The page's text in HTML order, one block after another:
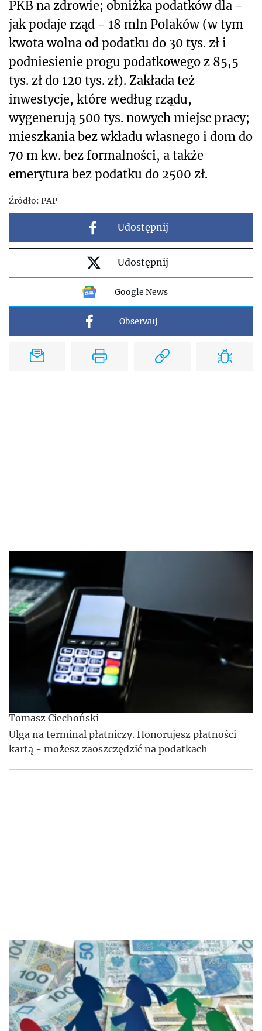
PKB na zdrowie; obniżka podatków dla -
jak podaje rząd - 18 mln Polaków (w tym
kwota wolna od podatku do 30 tys. zł i
podniesienie progu podatkowego z 85,5
tys. zł do 120 tys. zł). Zakłada też
inwestycje, które według rządu,
wygenerują 500 tys. nowych miejsc pracy;
mieszkania bez wkładu własnego i dom do
70 m kw. bez formalności, a także
emerytura bez podatku do 2500 zł.
Źródło: PAP
Udostępnij
Udostępnij
Google News
Obserwuj
Tomasz Ciechoński
Ulga na terminal płatniczy. Honorujesz płatności
kartą - możesz zaoszczędzić na podatkach